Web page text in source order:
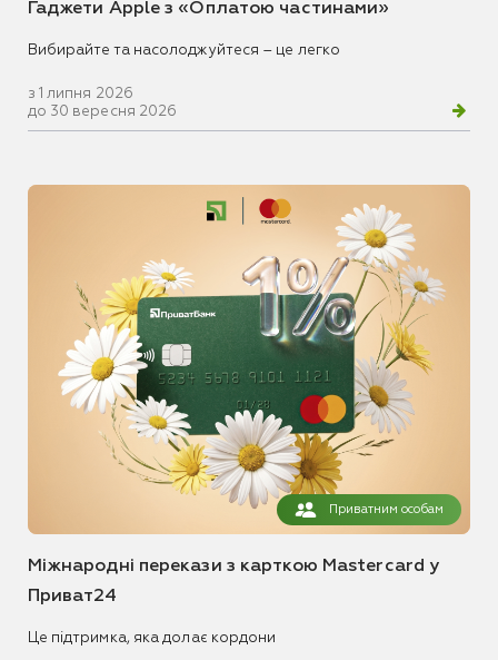
Гаджети Apple з «Оплатою частинами»
Вибирайте та насолоджуйтеся – це легко
з 1 липня 2026
до 30 вересня 2026
Приватним особам
Міжнародні перекази з карткою Mastercard у
Приват24
Це підтримка, яка долає кордони